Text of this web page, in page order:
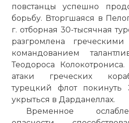
повстанцы успешно
борьбу. Вторгшаяся в
г. отборная 30-тысячная
разгромлена
командованием
Теодороса
атаки греческих
турецкий флот покинуть
укрыться в Дарданеллах.
Временное